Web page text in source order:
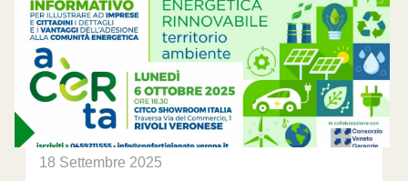
18 Settembre 2025